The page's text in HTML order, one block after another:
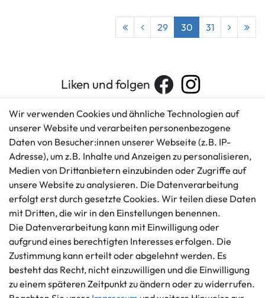
29 30 31
Liken und folgen
Kundenservice
+49 421 596586
Mo. - Fr. 9 - 16 Uhr
info@gameworld.de
Kontaktformular
Rechtliches
AGB
Impressum
Datenschutzerklärung
Barrierefreiheitserklärung
Widerrufs­recht
Vertrag widerrufen
Informationen
Ankauf
Über uns
Zahlungsmöglichkeiten
Wir verwenden Cookies und ähnliche Technologien auf
unserer Website und verarbeiten personenbezogene
Daten von Besucher:innen unserer Webseite (z.B. IP-
Adresse), um z.B. Inhalte und Anzeigen zu personalisieren,
Medien von Drittanbietern einzubinden oder Zugriffe auf
unsere Website zu analysieren. Die Datenverarbeitung
erfolgt erst durch gesetzte Cookies. Wir teilen diese Daten
mit Dritten, die wir in den Einstellungen benennen.
Die Datenverarbeitung kann mit Einwilligung oder
aufgrund eines berechtigten Interesses erfolgen. Die
Zustimmung kann erteilt oder abgelehnt werden. Es
besteht das Recht, nicht einzuwilligen und die Einwilligung
zu einem späteren Zeitpunkt zu ändern oder zu widerrufen.